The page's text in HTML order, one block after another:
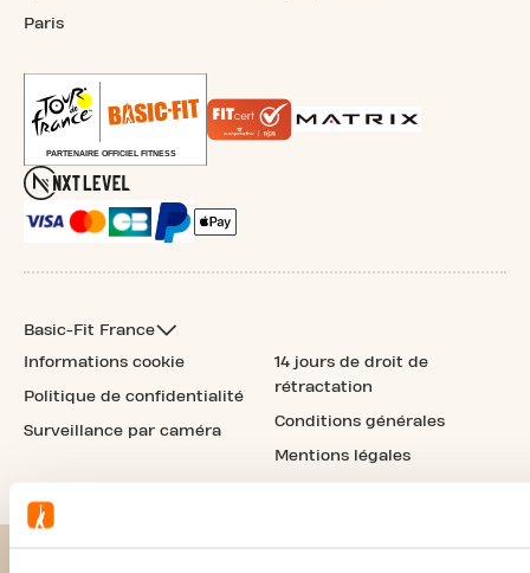
Paris
Basic-Fit France
Informations cookie
Politique de confidentialité
Surveillance par caméra
14 jours de droit de
rétractation
Conditions générales
Mentions légales